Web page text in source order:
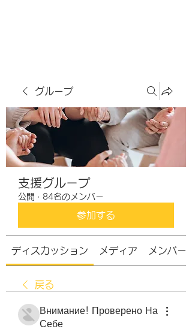
グループ
支援グループ
公開 · 84名のメンバー
参加する
ディスカッション メディア メンバー
戻る
Внимание! Проверено На
Себе